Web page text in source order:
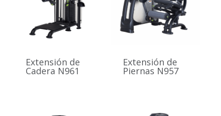
Extensión de
Cadera N961
Extensión de
Piernas N957